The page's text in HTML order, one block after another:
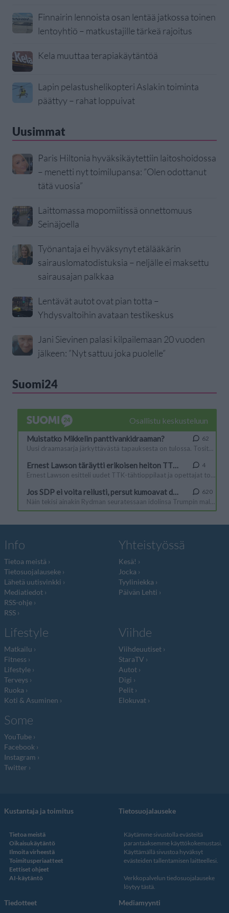
Finnairin lennoista osan lentää jatkossa toinen
lentoyhtiö – matkustajille tärkeä rajoitus
Kela muuttaa terapiakäytäntöä
Lapin pelastushelikopteri Aslakin toiminta
päättyy – rahat loppuivat
Uusimmat
Paris Hiltonia hyväksikäytettiin laitoshoidossa
– menetti nyt toimilupansa: ”Olen odottanut
tätä vuosia”
Laittomassa mopomiitissä onnettomuus
Seinäjoella
Työnantaja ei hyväksynyt etälääkärin
sairauslomatodistuksia – neljälle ei maksettu
sairausajan palkkaa
Lentävät autot ovat pian totta –
Yhdysvaltoihin avataan testikeskus
Jani Sievinen palasi kilpailemaan 20 vuoden
jälkeen: ”Nyt sattuu joka puolelle”
Suomi24
Info
Tietoa meistä
Tietosuojalauseke
Lähetä uutisvinkki
Mediatiedot
RSS-ohje
RSS
Yhteistyössä
Kesä!
Jocka
Tyyliniekka
Päivän Lehti
Lifestyle
Matkailu
Fitness
Lifestyle
Terveys
Ruoka
Koti & Asuminen
Viihde
Viihdeuutiset
StaraTV
Autot
Digi
Pelit
Elokuvat
Some
YouTube
Facebook
Instagram
Twitter
Kustantaja ja toimitus
Tietoa meistä
Oikaisukäytäntö
Ilmoita virheestä
Toimitusperiaatteet
Eettiset ohjeet
AI-käytäntö
Tietosuojalauseke
Käytämme sivustolla evästeitä
parantaaksemme käyttökokemustasi.
Käyttämällä sivustoa hyväksyt
evästeiden tallentamisen laitteellesi.
Verkkopalvelun tiedosuojalauseke
löytyy tästä.
Tiedotteet Mediamyynti